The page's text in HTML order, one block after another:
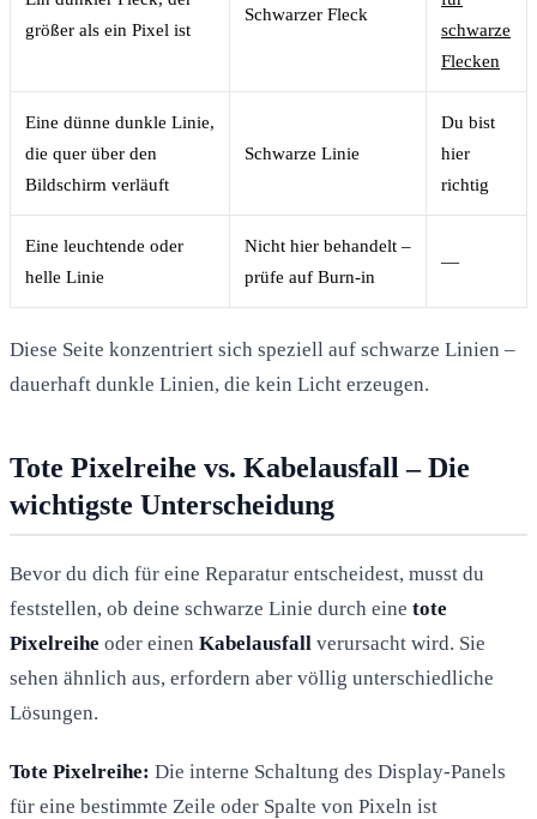
größer als ein Pixel ist
Schwarzer Fleck
schwarze
Flecken
Eine dünne dunkle Linie,
die quer über den
Bildschirm verläuft
Schwarze Linie
Du bist
hier
richtig
Eine leuchtende oder
helle Linie
Nicht hier behandelt –
prüfe auf Burn-in
—
Diese Seite konzentriert sich speziell auf schwarze Linien –
dauerhaft dunkle Linien, die kein Licht erzeugen.
Tote Pixelreihe vs. Kabelausfall – Die
wichtigste Unterscheidung
Bevor du dich für eine Reparatur entscheidest, musst du
feststellen, ob deine schwarze Linie durch eine tote
Pixelreihe oder einen Kabelausfall verursacht wird. Sie
sehen ähnlich aus, erfordern aber völlig unterschiedliche
Lösungen.
Tote Pixelreihe: Die interne Schaltung des Display-Panels
für eine bestimmte Zeile oder Spalte von Pixeln ist